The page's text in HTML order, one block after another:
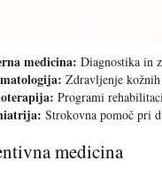
medicina: Diagnostika in
Zdravljenje
Programi
Strokovna pomoč pri
medicina